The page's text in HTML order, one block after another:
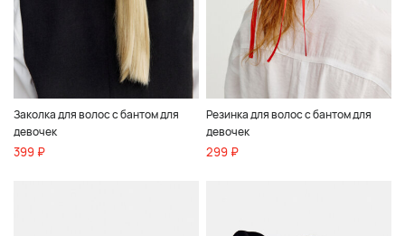
Заколка для волос с бантом для
девочек
399 ₽
Резинка для волос с бантом для
девочек
299 ₽